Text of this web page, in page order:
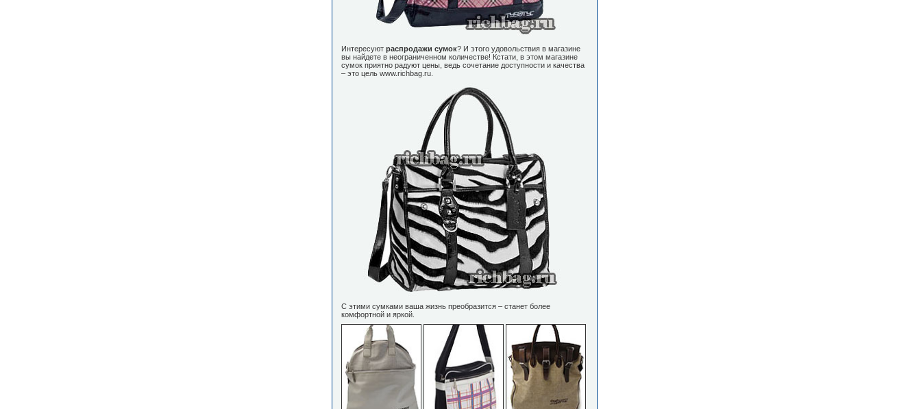
Интересуют распродажи сумок? И этого удовольствия в магазине
вы найдете в неограниченном количестве! Кстати, в этом магазине
сумок приятно радуют цены, ведь сочетание доступности и качества
– это цель www.richbag.ru.
С этими сумками ваша жизнь преобразится – станет более
комфортной и яркой.